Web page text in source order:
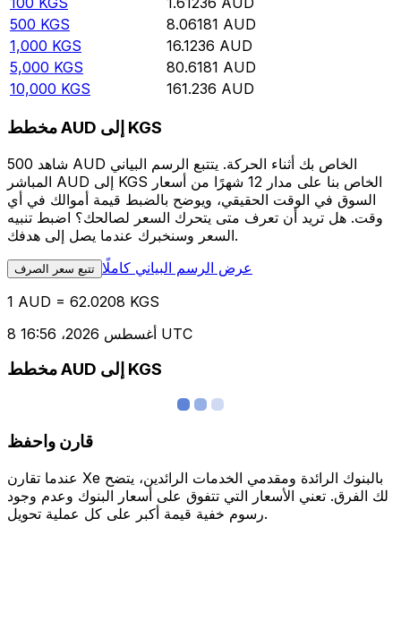
500 KGS 8.06181 AUD
1,000 KGS 16.1236 AUD
5,000 KGS 80.6181 AUD
10,000 KGS 161.236 AUD
مخطط AUD إلى KGS
شاهد 500 AUD الخاص بك أثناء الحركة. يتتبع الرسم البياني
المباشر AUD إلى KGS الخاص بنا على مدار 12 شهرًا من أسعار
السوق في الوقت الحقيقي، ويوضح بالضبط قيمة أموالك في أي
وقت. هل تريد أن تعرف متى يتحرك السعر لصالحك؟ اضبط تنبيه
السعر وسنخبرك عندما يصل إلى هدفك.
تتبع سعر الصرف عرض الرسم البياني كاملًا
1 AUD = 62.0208 KGS
8 أغسطس 2026، 16:56 UTC
مخطط AUD إلى KGS
قارن واحفظ
عندما تقارن Xe بالبنوك الرائدة ومقدمي الخدمات الرائدين، يتضح
لك الفرق. تعني الأسعار التي تتفوق على أسعار البنوك وعدم وجود
رسوم خفية قيمة أكبر على كل عملية تحويل.